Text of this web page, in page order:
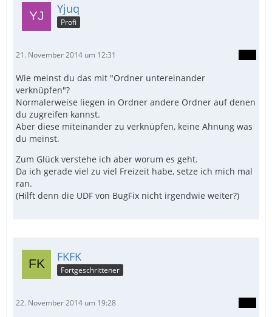
Yjuq
Profi
21. November 2014 um 12:31
Wie meinst du das mit "Ordner untereinander
verknüpfen"?
Normalerweise liegen in Ordner andere Ordner auf denen
du zugreifen kannst.
Aber diese miteinander zu verknüpfen, keine Ahnung was
du meinst.
Zum Glück verstehe ich aber worum es geht.
Da ich gerade viel zu viel Freizeit habe, setze ich mich mal
ran.
(Hilft denn die UDF von BugFix nicht irgendwie weiter?)
FKFK
Fortgeschrittener
22. November 2014 um 19:28